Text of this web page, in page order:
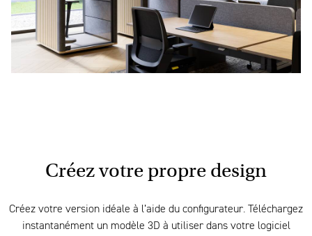
Créez votre propre design
Créez votre version idéale à l’aide du configurateur. Téléchargez
instantanément un modèle 3D à utiliser dans votre logiciel